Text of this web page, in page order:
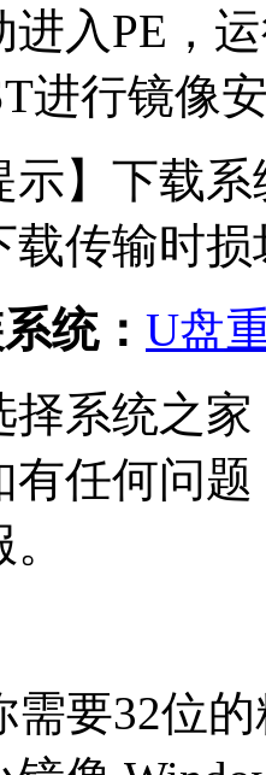
进入PE，
进行镜像
下载系
载传输时
统： U盘
系统之家
任何问题
要32位的